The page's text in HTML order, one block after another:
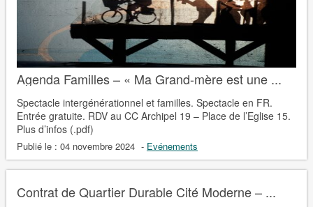
Agenda Familles – « Ma Grand-mère est une ...
Spectacle intergénérationnel et familles. Spectacle en FR.
Entrée gratuite. RDV au CC Archipel 19 – Place de l’Eglise 15.
Plus d’infos (.pdf)
Publié le : 04 novembre 2024 - Evénements
Contrat de Quartier Durable Cité Moderne – ...